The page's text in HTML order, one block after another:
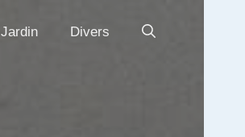
Jardin Divers